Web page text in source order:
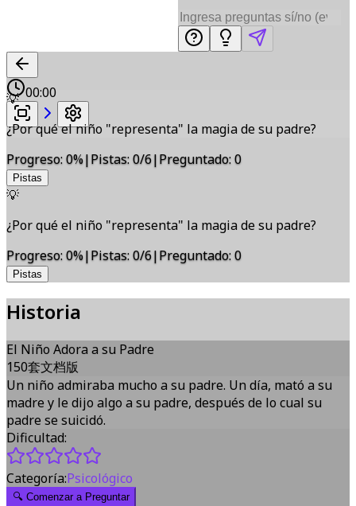
00:00
💡
¿Por qué el niño "representa" la magia de su padre?
Progreso:0%|Pistas:0/6|Preguntado:0
Pistas
💡
¿Por qué el niño "representa" la magia de su padre?
Progreso:0%|Pistas:0/6|Preguntado:0
Pistas
Historia
El Niño Adora a su Padre
150套文档版
Un niño admiraba mucho a su padre. Un día, mató a su
madre y le dijo algo a su padre, después de lo cual su
padre se suicidó.
Dificultad:
Categoría:Psicológico
🔍 Comenzar a Preguntar